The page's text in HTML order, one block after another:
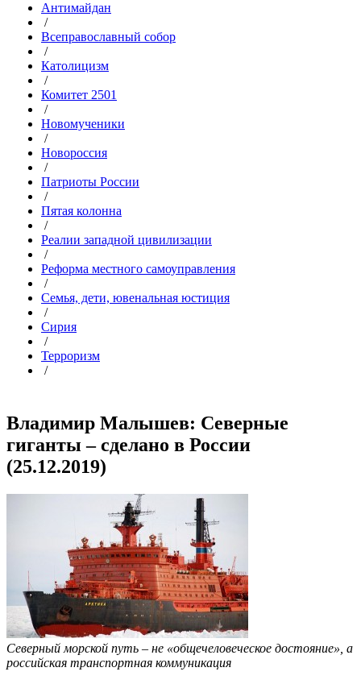
Антимайдан
/
Всеправославный собор
/
Католицизм
/
Комитет 2501
/
Новомученики
/
Новороссия
/
Патриоты России
/
Пятая колонна
/
Реалии западной цивилизации
/
Реформа местного самоуправления
/
Семья, дети, ювенальная юстиция
/
Сирия
/
Терроризм
/
Владимир Малышев: Северные
гиганты – сделано в России
(25.12.2019)
Северный морской путь – не «общечеловеческое достояние», а
российская транспортная коммуникация